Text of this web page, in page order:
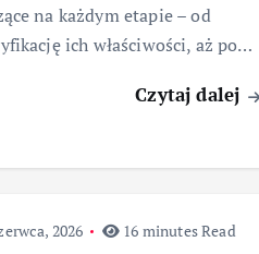
na każdym etapie – od
ich właściwości, aż po…
Czytaj dalej
2026 16 minutes Read